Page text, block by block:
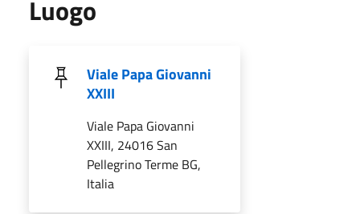
Luogo
Viale Papa Giovanni
XXIII
Viale Papa Giovanni
XXIII, 24016 San
Pellegrino Terme BG,
Italia